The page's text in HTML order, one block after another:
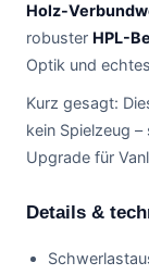
Holz-
robuster HPL-
Optik und
Kurz gesagt:
kein Spielzeug
Upgrade für
Details &